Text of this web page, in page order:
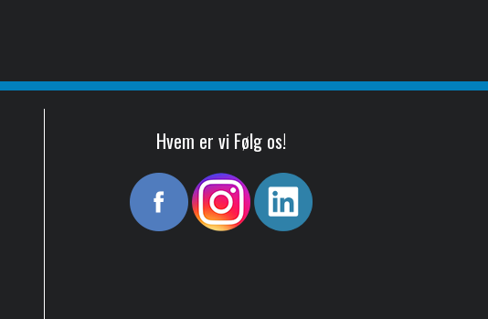
Hvem er vi Følg os!